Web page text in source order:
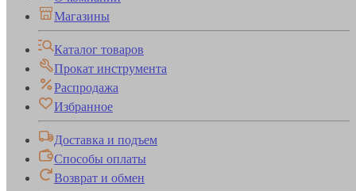
Магазины
Каталог товаров
Прокат инструмента
Распродажа
Избранное
Доставка и подъем
Способы оплаты
Возврат и обмен